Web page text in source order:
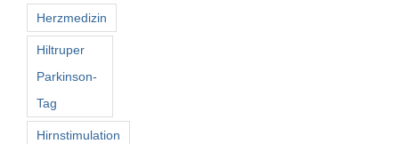
Herzmedizin
Hiltruper
Parkinson-
Tag
Hirnstimulation